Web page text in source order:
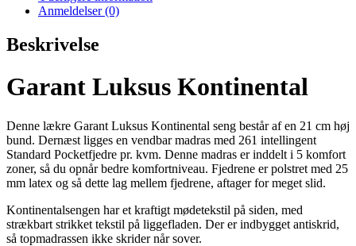
Anmeldelser (0)
Beskrivelse
Garant Luksus Kontinental
Denne lækre Garant Luksus Kontinental seng består af en 21 cm høj
bund. Dernæst ligges en vendbar madras med 261 intellingent
Standard Pocketfjedre pr. kvm. Denne madras er inddelt i 5 komfort
zoner, så du opnår bedre komfortniveau. Fjedrene er polstret med 25
mm latex og så dette lag mellem fjedrene, aftager for meget slid.
Kontinentalsengen har et kraftigt mødetekstil på siden, med
strækbart strikket tekstil på liggefladen. Der er indbygget antiskrid,
så topmadrassen ikke skrider når sover.